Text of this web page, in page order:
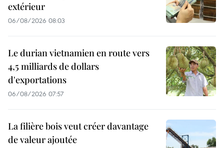
extérieur
06/08/2026 08:03
Le durian vietnamien en route vers
4,5 milliards de dollars
d'exportations
06/08/2026 07:57
La filière bois veut créer davantage
de valeur ajoutée